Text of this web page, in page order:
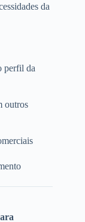
da
perfil da
outros